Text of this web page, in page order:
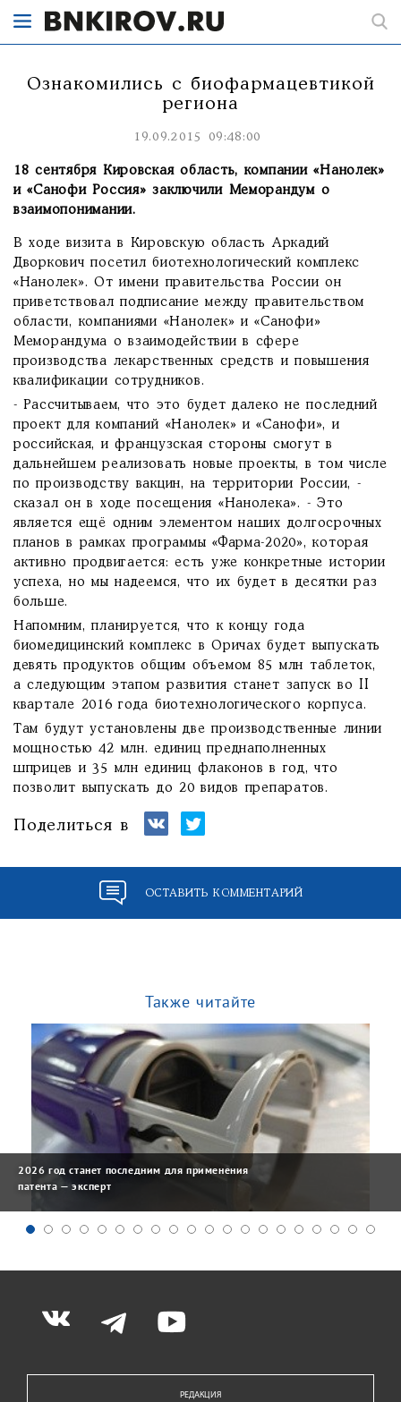
Ознакомились с биофармацевтикой
региона
19.09.2015 09:48:00
18 сентября Кировская область, компании «Нанолек»
и «Санофи Россия» заключили Меморандум о
взаимопонимании.
В ходе визита в Кировскую область Аркадий
Дворкович посетил биотехнологический комплекс
«Нанолек». От имени правительства России он
приветствовал подписание между правительством
области, компаниями «Нанолек» и «Санофи»
Меморандума о взаимодействии в сфере
производства лекарственных средств и повышения
квалификации сотрудников.
- Рассчитываем, что это будет далеко не последний
проект для компаний «Нанолек» и «Санофи», и
российская, и французская стороны смогут в
дальнейшем реализовать новые проекты, в том числе
по производству вакцин, на территории России, -
сказал он в ходе посещения «Нанолека». - Это
является ещё одним элементом наших долгосрочных
планов в рамках программы «Фарма-2020», которая
активно продвигается: есть уже конкретные истории
успеха, но мы надеемся, что их будет в десятки раз
больше.
Напомним, планируется, что к концу года
биомедицинский комплекс в Оричах будет выпускать
девять продуктов общим объемом 85 млн таблеток,
а следующим этапом развития станет запуск во II
квартале 2016 года биотехнологического корпуса.
Там будут установлены две производственные линии
мощностью 42 млн. единиц преднаполненных
шприцев и 35 млн единиц флаконов в год, что
позволит выпускать до 20 видов препаратов.
Поделиться в
ОСТАВИТЬ КОММЕНТАРИЙ
Также читайте
2026 год станет последним для применения
патента — эксперт
РЕДАКЦИЯ